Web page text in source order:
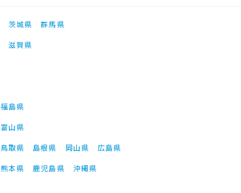
茨城県
群馬県
滋賀県
福島県
富山県
鳥取県 島根県 岡山県
広島県
熊本県 鹿児島県 沖縄県